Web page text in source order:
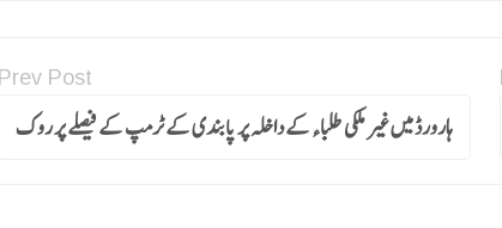
Prev Post
ہارورڈ میں غیر ملکی طلباء کے داخلہ پر پابندی کے ٹرمپ کے فیصلے پر روک